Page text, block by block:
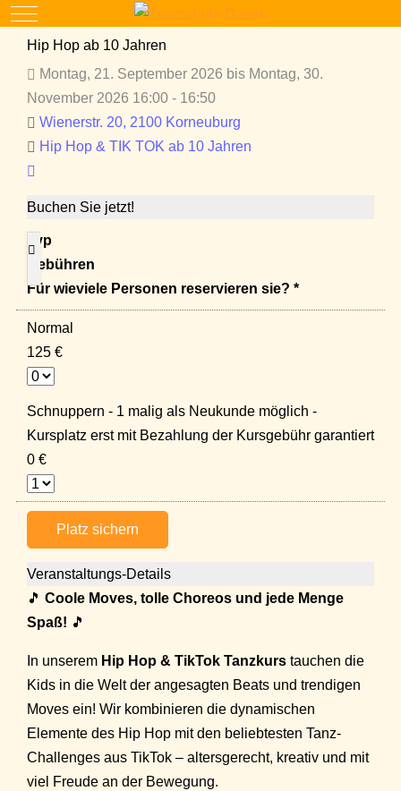
Mobile Menu Toggle
Hip Hop ab 10 Jahren
Montag, 21. September 2026 bis Montag, 30.
November 2026 16:00 - 16:50
Wienerstr. 20, 2100 Korneuburg
Hip Hop & TIK TOK ab 10 Jahren
Buchen Sie jetzt!
Typ
Gebühren
Für wieviele Personen reservieren sie? *
Normal
125 €
Schnuppern - 1 malig als Neukunde möglich -
Kursplatz erst mit Bezahlung der Kursgebühr garantiert
0 €
Platz sichern
Veranstaltungs-Details
🎵 Coole Moves, tolle Choreos und jede Menge
Spaß! 🎵
In unserem Hip Hop & TikTok Tanzkurs tauchen die
Kids in die Welt der angesagten Beats und trendigen
Moves ein! Wir kombinieren die dynamischen
Elemente des Hip Hop mit den beliebtesten Tanz-
Challenges aus TikTok – altersgerecht, kreativ und mit
viel Freude an der Bewegung.